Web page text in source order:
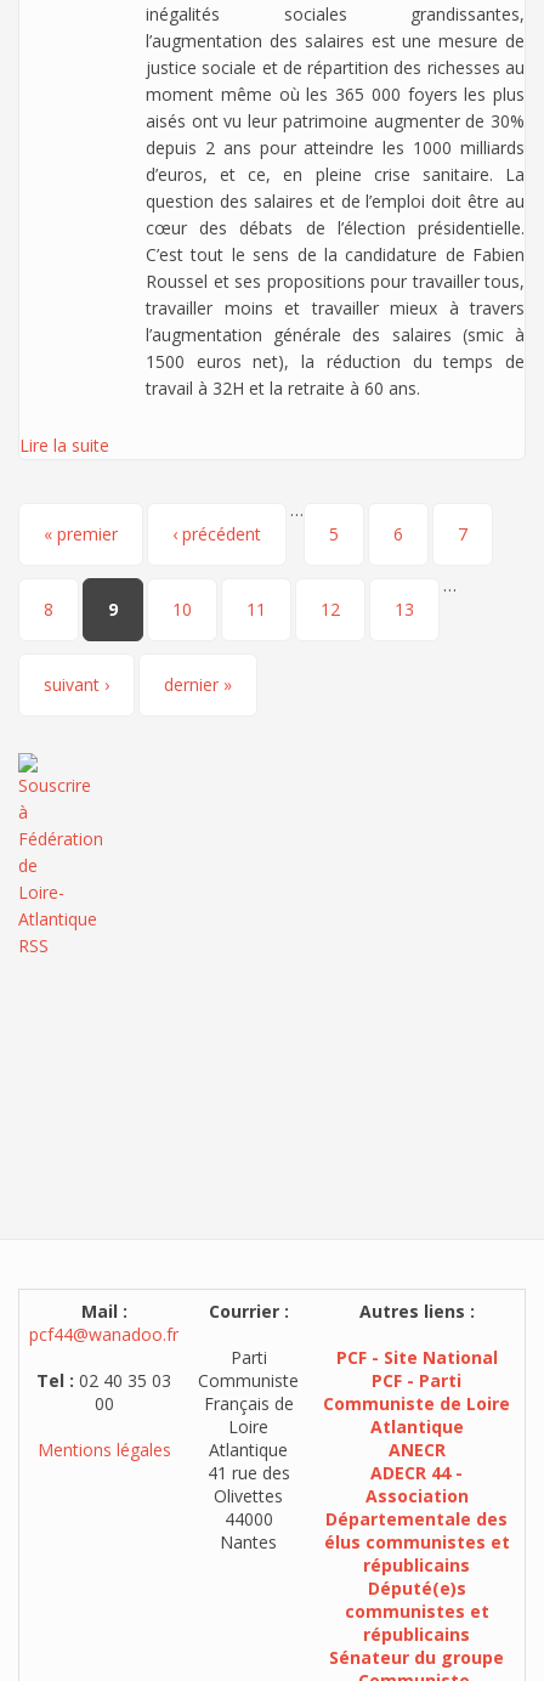
inégalités sociales grandissantes,
l’augmentation des salaires est une mesure de
justice sociale et de répartition des richesses au
moment même où les 365 000 foyers les plus
aisés ont vu leur patrimoine augmenter de 30%
depuis 2 ans pour atteindre les 1000 milliards
d’euros, et ce, en pleine crise sanitaire. La
question des salaires et de l’emploi doit être au
cœur des débats de l’élection présidentielle.
C’est tout le sens de la candidature de Fabien
Roussel et ses propositions pour travailler tous,
travailler moins et travailler mieux à travers
l’augmentation générale des salaires (smic à
1500 euros net), la réduction du temps de
travail à 32H et la retraite à 60 ans.
Lire la suite
Pages
« premier ‹ précédent
…
5
6 7
8 9 10 11 12 13
…
suivant › dernier »
Mail :
pcf44@wanadoo.fr
Tel : 02 40 35 03
00
Mentions légales
Courrier :
Parti
Communiste
Français de
Loire
Atlantique
41 rue des
Olivettes
44000
Nantes
Autres liens :
PCF - Site National
PCF - Parti
Communiste de Loire
Atlantique
ANECR
ADECR 44 -
Association
Départementale des
élus communistes et
républicains
Député(e)s
communistes et
républicains
Sénateur du groupe